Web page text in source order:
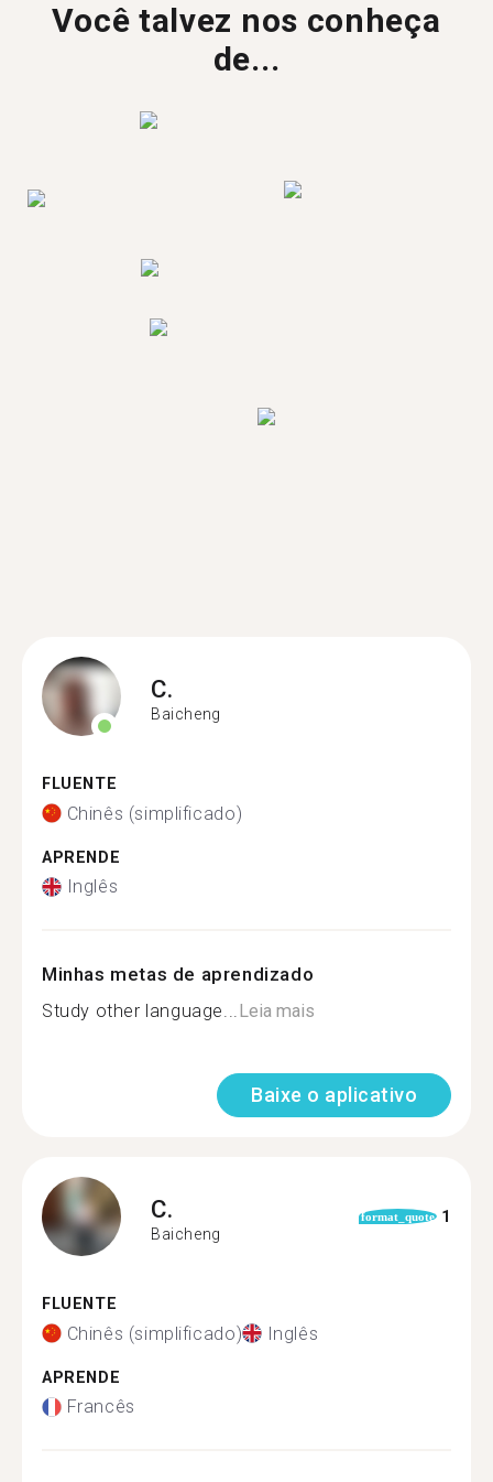
Você talvez nos conheça
de...
C.
Baicheng
FLUENTE
Chinês (simplificado)
APRENDE
Inglês
Minhas metas de aprendizado
Study other language...Leia mais
Baixe o aplicativo
C.
Baicheng
format_quote 1
FLUENTE
Chinês (simplificado) Inglês
APRENDE
Francês